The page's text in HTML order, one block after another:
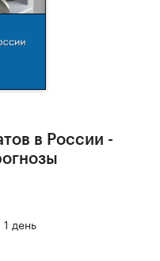
в России -
день